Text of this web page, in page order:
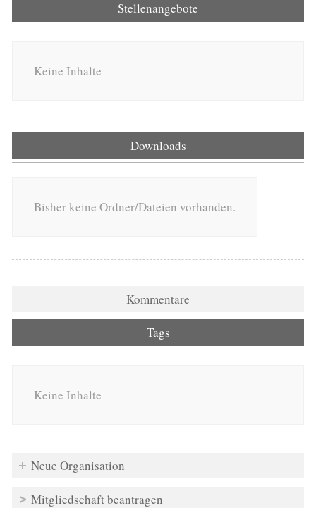
Stellenangebote
Keine Inhalte
Downloads
Bisher keine Ordner/Dateien vorhanden.
Kommentare
Tags
Keine Inhalte
Neue Organisation
Mitgliedschaft beantragen